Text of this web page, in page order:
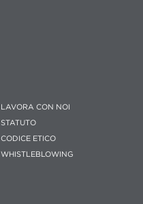
LAVORA CON NOI
STATUTO
CODICE ETICO
WHISTLEBLOWING